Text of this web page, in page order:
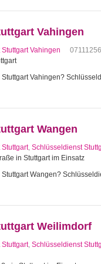
Vahingen
Vahingen
Vahingen?
Wangen
, Schlüsseldienst
in Stuttgart im Einsatz
Wangen?
Weilimdorf
, Schlüsseldienst